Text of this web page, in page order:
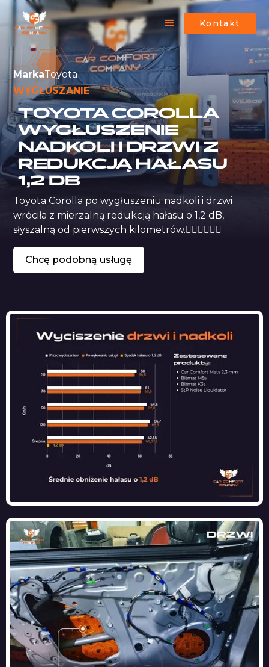
Kontakt
MarkaToyota
WYGŁUSZANIE
TOYOTA COROLLA
WYGŁUSZENIE
NADKOLI I DRZWI Z
REDUKCJĄ HAŁASU
1,2 DB
Toyota Corolla po wygłuszeniu nadkoli i drzwi
wróciła z mierzalną redukcją hałasu o 1,2 dB,
słyszalną od pierwszych kilometrów.
Chcę podobną usługę